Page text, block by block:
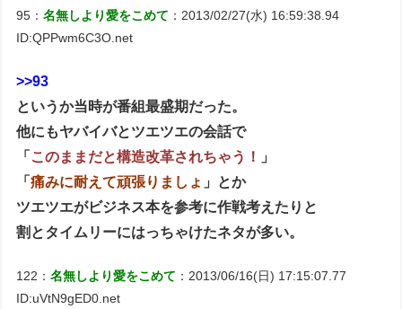
95：名無しより愛をこめて ：2013/02/27(水) 16:59:38.94
ID:QPPwm6C3O.net
>>93
というか当時が番組最盛期だった。
他にもヤバイバとツエツエの会話で
「 このままだと構造改革されちゃう！
」
「痛みに耐えて頑張りましょ 」とか
ツエツエがビジネス本を参考に作戦考えたりと
割とタイムリーにはっちゃけたネタが多い。
122：名無しより愛をこめて ：2013/06/16(日) 17:15:07.77
ID:uVtN9gED0.net